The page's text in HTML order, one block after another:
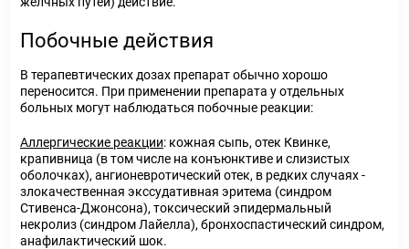
Побочные действия
В терапевтических дозах препарат обычно хорошо
переносится. При применении препарата у отдельных
больных могут наблюдаться побочные реакции:
Аллергические реакции: кожная сыпь, отек Квинке,
крапивница (в том числе на конъюнктиве и слизистых
оболочках), ангионевротический отек, в редких случаях -
злокачественная экссудативная эритема (синдром
Стивенса-Джонсона), токсический эпидермальный
некролиз (синдром Лайелла), бронхоспастический синдром,
анафилактический шок.